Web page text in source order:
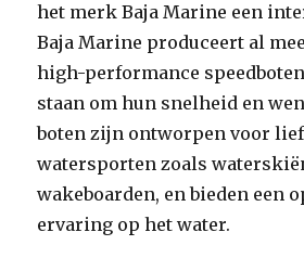
het merk Baja Marine een
Baja Marine produceert al
high-performance
staan om hun snelheid en
boten zijn ontworpen voor
watersporten zoals
wakeboarden, en bieden een
ervaring op het water.